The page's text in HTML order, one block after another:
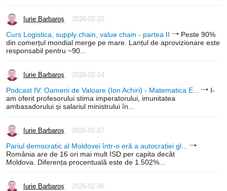
Iurie Barbaroș 2026-02-22
Curs Logistica, supply chain, value chain - partea II
Peste 90%
din comerțul mondial merge pe mare. Lanțul de aprovizionare este
responsabil pentru ~90...
Iurie Barbaroș 2026-02-14
Podcast IV: Oameni de Valoare (Ion Achiri) - Matematica E...
I-
am oferit profesorului stima imperatorului, imunitatea
ambasadorului și salariul ministrului în...
Iurie Barbaroș 2026-02-07
Pariul democratic al Moldovei într-o eră a autocrației gl...
România are de 16 ori mai mult ISD per capita decât
Moldova. Diferența procentuală este de 1.502%...
Iurie Barbaroș 2026-02-06